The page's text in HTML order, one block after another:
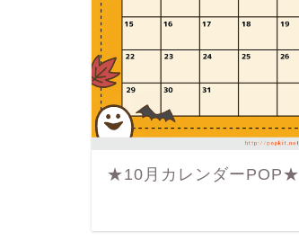
★10月カレンダーPOP★